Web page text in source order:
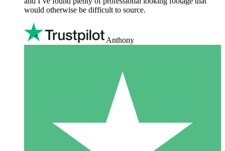
would otherwise be difficult to source.
Anthony